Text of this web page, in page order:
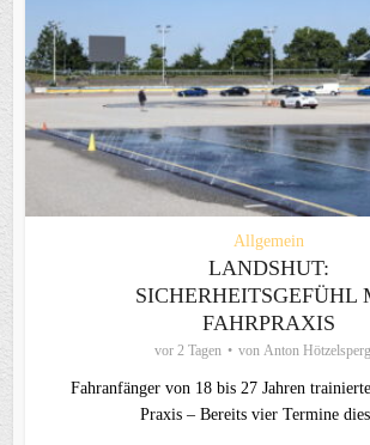
Allgemein
LANDSHUT:
SICHERHEITSGEFÜHL
FAHRPRAXIS
vor 2 Tagen von Anton
Fahranfänger von 18 bis 27 Jahren
Praxis – Bereits vier Termine